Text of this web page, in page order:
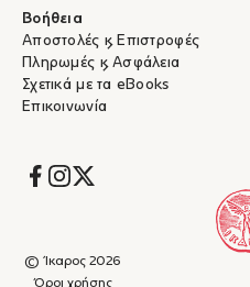
Βοήθεια
Αποστολές & Επιστροφές
Πληρωμές & Ασφάλεια
Σχετικά με τα eBooks
Επικοινωνία
Socials
© Ίκαρος 2026
Όροι χρήσης